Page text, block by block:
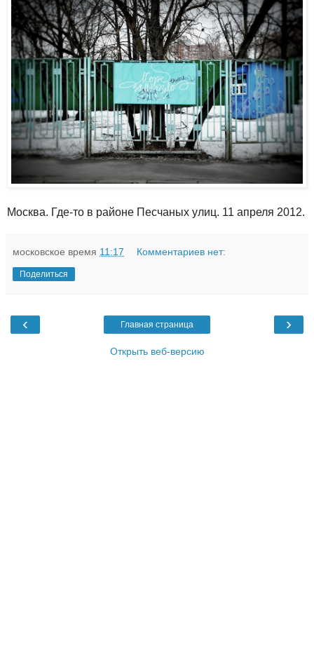
Москва. Где-то в районе Песчаных улиц. 11 апреля 2012.
московское время 11:17 Комментариев нет:
Поделиться
‹ ›
Главная страница
Открыть веб-версию